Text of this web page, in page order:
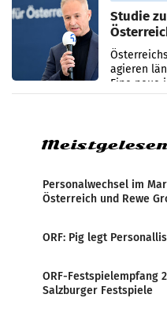
Studie
werden
agieren
Eine neue
Personalwechsel im
Österreich und Rewe
ORF: Pig legt
ORF-Festspielempfang
Salzburger Festspiele